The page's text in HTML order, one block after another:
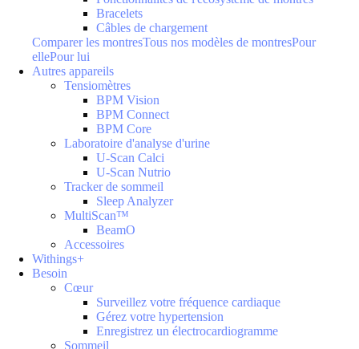
Bracelets
Câbles de chargement
Comparer les montresTous nos modèles de montresPour
ellePour lui
Autres appareils
Tensiomètres
BPM Vision
BPM Connect
BPM Core
Laboratoire d'analyse d'urine
U-Scan Calci
U-Scan Nutrio
Tracker de sommeil
Sleep Analyzer
MultiScan™
BeamO
Accessoires
Withings+
Besoin
Cœur
Surveillez votre fréquence cardiaque
Gérez votre hypertension
Enregistrez un électrocardiogramme
Sommeil